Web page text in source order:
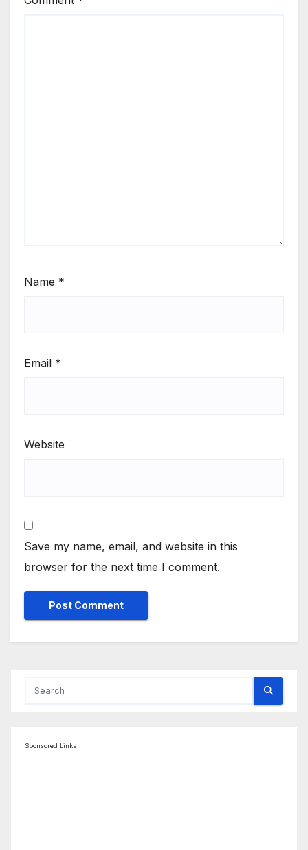
Name *
Email *
Website
Save my name, email, and website in this
browser for the next time I comment.
Sponsored Links